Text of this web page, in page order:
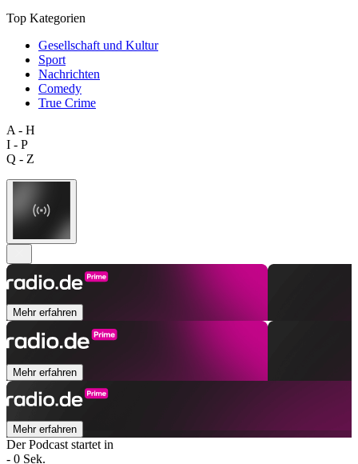
Top Kategorien
Gesellschaft und Kultur
Sport
Nachrichten
Comedy
True Crime
A - H
I - P
Q - Z
Mehr erfahren
Mehr erfahren
Mehr erfahren
Der Podcast startet in
- 0 Sek.